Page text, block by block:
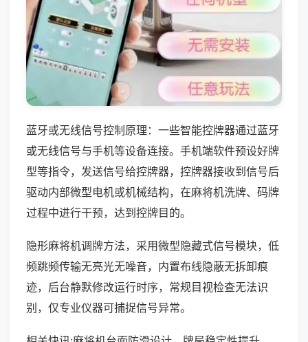
蓝牙或无线信号控制原理：一些智能控牌器通过蓝牙
或无线信号与手机等设备连接。手机端软件预设好牌
型等指令，发送信号给控牌器，控牌器接收到信号后
驱动内部微型电机或机械结构，在麻将机洗牌、码牌
过程中进行干预，达到控牌目的。
隐形麻将机调牌方法，采用微型隐藏式信号模块，低
频跳频传输无亮光无噪音，内置布线隐蔽无拆卸痕
迹，后台静默修改运行时序，常规目视检查无法识
别，仅专业仪器可捕捉信号异常。